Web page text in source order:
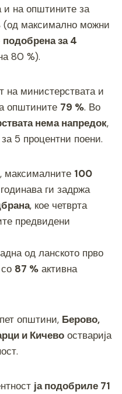
и на општините за
(од максимално можни
подобрена за 4
80 %).
на министерствата и
општините 79 %. Во
нема напредок,
за 5 процентни поени.
максималните 100
ги задржа
, кое четврта
предвидени
од ланското прво
со 87 % активна
општини, Берово,
и Кичево остварија
ја подобриле 71